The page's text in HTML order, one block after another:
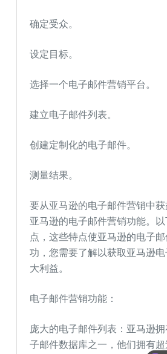
确定受众。
设定目标。
选择一个电子邮件营销平台。
建立电子邮件列表。
创建定制化的电子邮件。
测量结果。
要从亚马逊的电子邮件营销中
亚马逊的电子邮件营销功能。
点，这些特点使亚马逊的电子
功，您需要了解以获取亚马逊
大利益。
电子邮件营销功能：
庞大的电子邮件列表：亚马逊
子邮件数据库之一，他们拥有